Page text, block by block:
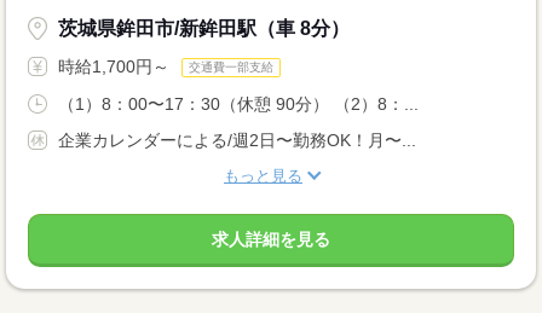
茨城県鉾田市/新鉾田駅（車 8分）
時給1,700円～ 交通費一部支給
（1）8：00〜17：30（休憩 90分） （2）8：...
企業カレンダーによる/週2日〜勤務OK！月〜...
もっと見る
求人詳細を見る